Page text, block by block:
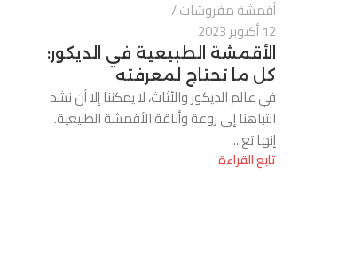
أقمشة مفروشات
12 أكتوبر 2023
الأقمشة الطبيعية في الديكور:
كل ما تحتاج لمعرفته
في عالم الديكور والأثاث، لا يمكننا إلا أن نشد
انتباهنا إلى روعة وأناقة الأقمشة الطبيعية.
إنها تع...
تابع القراءة